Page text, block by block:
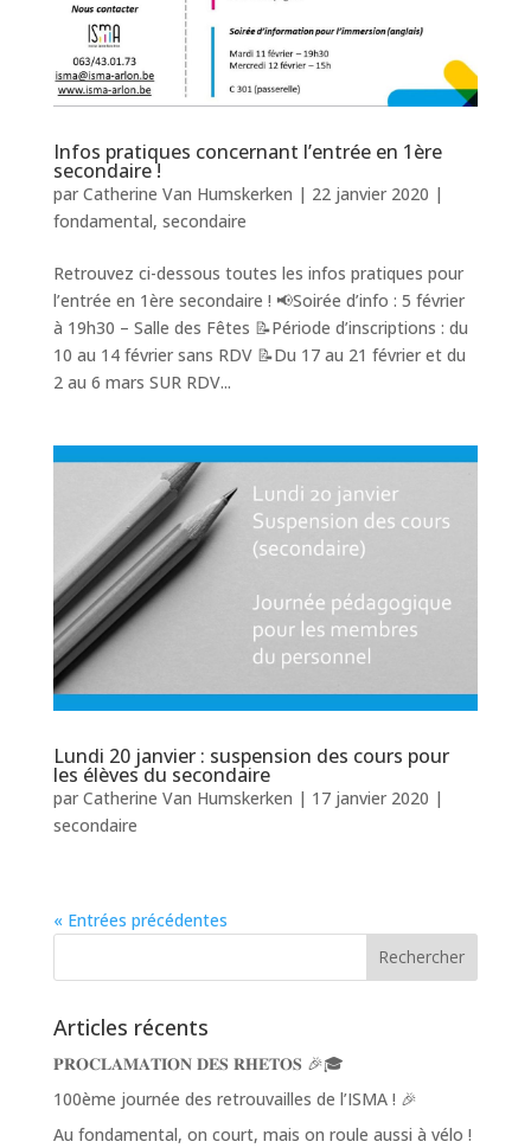
Infos pratiques concernant l’entrée en 1ère
secondaire !
par Catherine Van Humskerken | 22 janvier 2020 |
fondamental, secondaire
Retrouvez ci-dessous toutes les infos pratiques pour
l’entrée en 1ère secondaire ! 📢Soirée d’info : 5 février
à 19h30 – Salle des Fêtes 📝Période d’inscriptions : du
10 au 14 février sans RDV 📝Du 17 au 21 février et du
2 au 6 mars SUR RDV...
Lundi 20 janvier : suspension des cours pour
les élèves du secondaire
par Catherine Van Humskerken | 17 janvier 2020 |
secondaire
« Entrées précédentes
Articles récents
𝐏𝐑𝐎𝐂𝐋𝐀𝐌𝐀𝐓𝐈𝐎𝐍 𝐃𝐄𝐒 𝐑𝐇𝐄𝐓𝐎𝐒 🎉🎓
100ème journée des retrouvailles de l’ISMA ! 🎉
Au fondamental, on court, mais on roule aussi à vélo !